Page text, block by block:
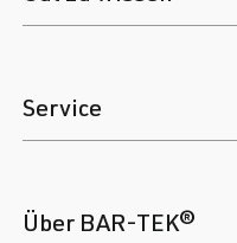
Service
Über BAR-TEK®